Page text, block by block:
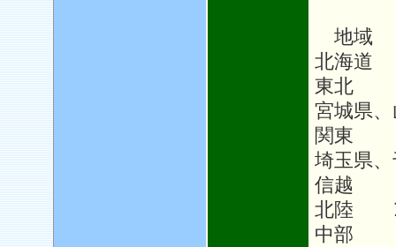
地
北海
東北
宮城県
関東
埼玉県
信越
北陸
中部